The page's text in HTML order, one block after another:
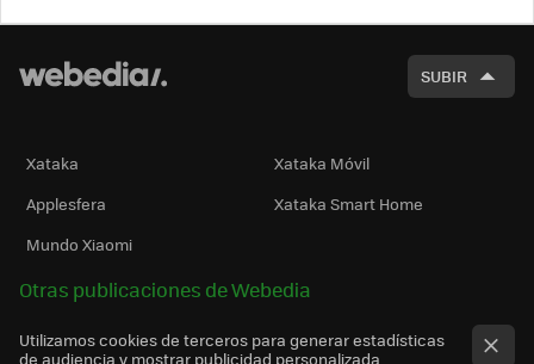
SUBIR
Xataka
Xataka Móvil
Applesfera
Xataka Smart Home
Mundo Xiaomi
Otras publicaciones de Webedia
Utilizamos cookies de terceros para generar estadísticas
de audiencia y mostrar publicidad personalizada